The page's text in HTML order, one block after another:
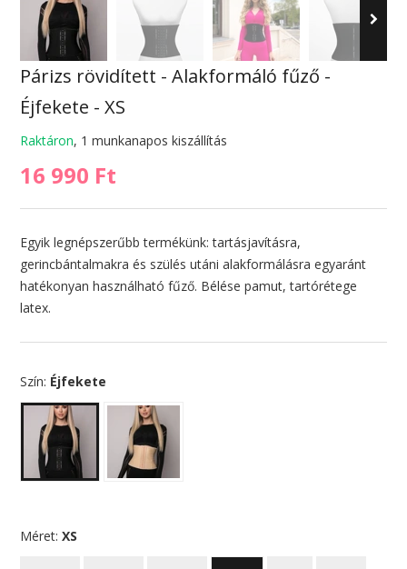
Párizs rövidített - Alakformáló fűző -
Éjfekete - XS
Raktáron, 1 munkanapos kiszállítás
16 990 Ft
Egyik legnépszerűbb termékünk: tartásjavításra,
gerincbántalmakra és szülés utáni alakformálásra egyaránt
hatékonyan használható fűző. Bélése pamut, tartórétege
latex.
Szín: Éjfekete
Méret: XS